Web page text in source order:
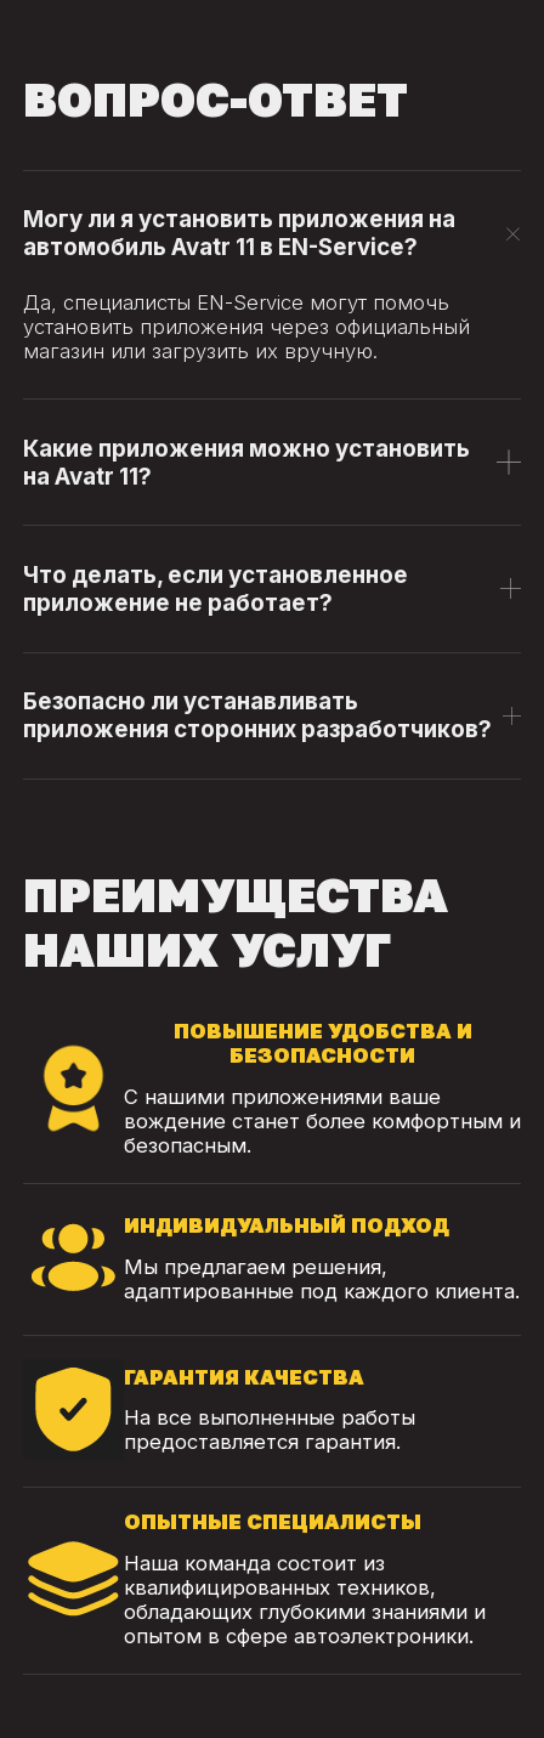
ВОПРОС-ОТВЕТ
Могу ли я установить приложения на
автомобиль Avatr 11 в EN-Service?
Да, специалисты EN-Service могут помочь
установить приложения через официальный
магазин или загрузить их вручную.
Какие приложения можно установить
на Avatr 11?
Что делать, если установленное
приложение не работает?
Безопасно ли устанавливать
приложения сторонних разработчиков?
ПРЕИМУЩЕСТВА
НАШИХ УСЛУГ
ПОВЫШЕНИЕ УДОБСТВА И
БЕЗОПАСНОСТИ
С нашими приложениями ваше
вождение станет более комфортным и
безопасным.
ИНДИВИДУАЛЬНЫЙ ПОДХОД
Мы предлагаем решения,
адаптированные под каждого клиента.
ГАРАНТИЯ КАЧЕСТВА
На все выполненные работы
предоставляется гарантия.
ОПЫТНЫЕ СПЕЦИАЛИСТЫ
Наша команда состоит из
квалифицированных техников,
обладающих глубокими знаниями и
опытом в сфере автоэлектроники.